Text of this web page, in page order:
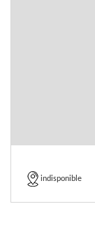
indisponible